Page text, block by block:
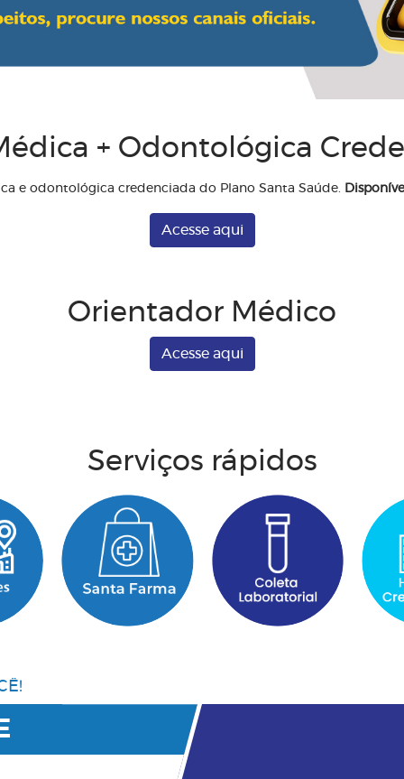
+ Odontológica
e odontológica credenciada do Plano Santa Saúde.
Orientador Médico
Serviços rápidos